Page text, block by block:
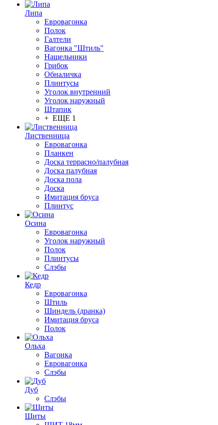
Липа
Евровагонка
Полок
Галтели
Вагонка "Штиль"
Нащельники
Грибок
Обналичка
Плинтусы
Уголок внутренний
Уголок наружный
Штапик
+ ЕЩЕ 1
Лиственница
Евровагонка
Планкен
Доска террасно/палубная
Доска палубная
Доска пола
Доска
Имитация бруса
Плинтус
Осина
Евровагонка
Уголок наружный
Полок
Плинтусы
Слэбы
Кедр
Евровагонка
Штиль
Шиндель (дранка)
Имитация бруса
Полок
Ольха
Вагонка
Евровагонка
Слэбы
Дуб
Слэбы
Щиты